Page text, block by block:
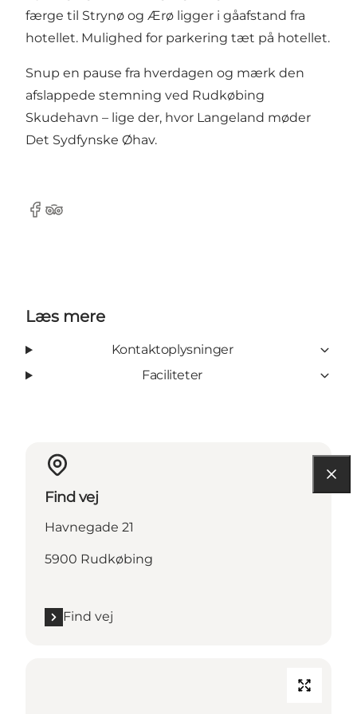
færge til Strynø og Ærø ligger i gåafstand fra
hotellet. Mulighed for parkering tæt på hotellet.
Snup en pause fra hverdagen og mærk den
afslappede stemning ved Rudkøbing
Skudehavn – lige der, hvor Langeland møder
Det Sydfynske Øhav.
Facebook
Tripadvisor
Læs mere
Kontaktoplysninger
Faciliteter
Find vej
Havnegade 21
5900 Rudkøbing
Find vej